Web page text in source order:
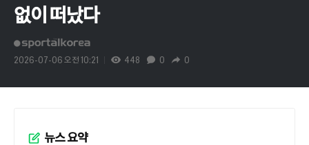
없이 떠났다
2026-07-06 오전 10:21 448 0 0
뉴스 요약